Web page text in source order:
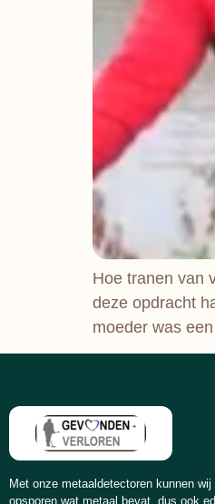
Hoe tranen van
deze opdracht
moeder was
Met onze metaaldetectoren kunnen wij
opsporen wat metaal bevat, dus ook